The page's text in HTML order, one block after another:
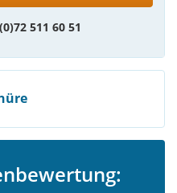
511 60 51